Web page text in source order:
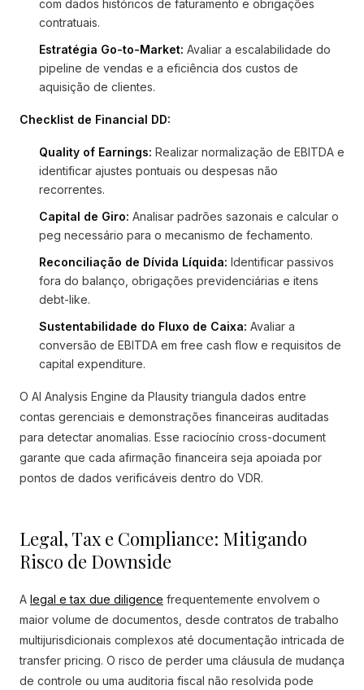
com dados históricos de faturamento e obrigações
contratuais.
Estratégia Go-to-Market: Avaliar a escalabilidade do
pipeline de vendas e a eficiência dos custos de
aquisição de clientes.
Checklist de Financial DD:
Quality of Earnings: Realizar normalização de EBITDA e
identificar ajustes pontuais ou despesas não
recorrentes.
Capital de Giro: Analisar padrões sazonais e calcular o
peg necessário para o mecanismo de fechamento.
Reconciliação de Dívida Líquida: Identificar passivos
fora do balanço, obrigações previdenciárias e itens
debt-like.
Sustentabilidade do Fluxo de Caixa: Avaliar a
conversão de EBITDA em free cash flow e requisitos de
capital expenditure.
O AI Analysis Engine da Plausity triangula dados entre
contas gerenciais e demonstrações financeiras auditadas
para detectar anomalias. Esse raciocínio cross-document
garante que cada afirmação financeira seja apoiada por
pontos de dados verificáveis dentro do VDR.
Legal, Tax e Compliance: Mitigando
Risco de Downside
A legal e tax due diligence frequentemente envolvem o
maior volume de documentos, desde contratos de trabalho
multijurisdicionais complexos até documentação intricada de
transfer pricing. O risco de perder uma cláusula de mudança
de controle ou uma auditoria fiscal não resolvida pode